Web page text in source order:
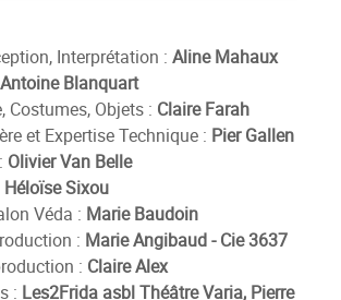
Interprétation : Aline Mahaux
Antoine Blanquart
Costumes, Objets : Claire Farah
et Expertise Technique : Pier Gallen
Olivier Van Belle
Héloïse Sixou
Véda : Marie Baudoin
: Marie Angibaud - Cie 3637
: Claire Alex
: Les2Frida asbl Théâtre Varia, Pierre